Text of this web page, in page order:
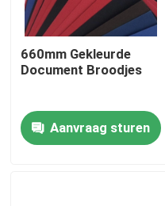
Huis
Ongeveer ons
660mm Gekleurde
Document Broodjes
Aanvraag sturen